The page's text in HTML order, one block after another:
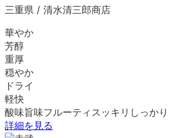
三重県 / 清水清三郎商店
華やか
芳醇
重厚
穏やか
ドライ
軽快
酸味旨味フルーティ スッキリ しっかり
詳細を見る